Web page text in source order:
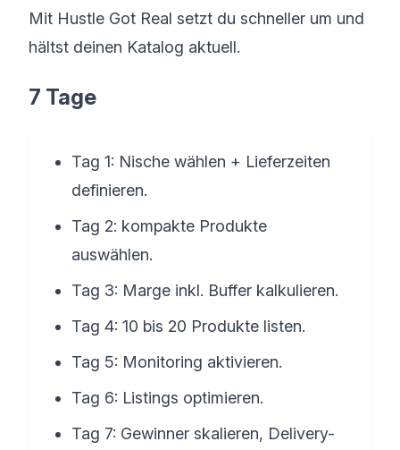
Mit Hustle Got Real setzt du schneller um und
hältst deinen Katalog aktuell.
7 Tage
Tag 1: Nische wählen + Lieferzeiten
definieren.
Tag 2: kompakte Produkte
auswählen.
Tag 3: Marge inkl. Buffer kalkulieren.
Tag 4: 10 bis 20 Produkte listen.
Tag 5: Monitoring aktivieren.
Tag 6: Listings optimieren.
Tag 7: Gewinner skalieren, Delivery-